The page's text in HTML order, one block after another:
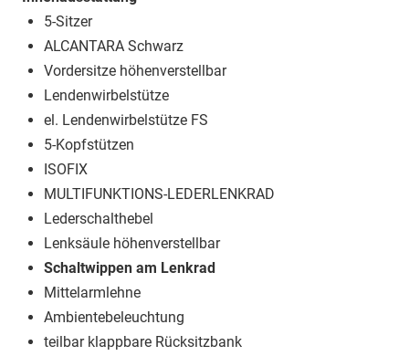
5-Sitzer
ALCANTARA Schwarz
Vordersitze höhenverstellbar
Lendenwirbelstütze
el. Lendenwirbelstütze FS
5-Kopfstützen
ISOFIX
MULTIFUNKTIONS-LEDERLENKRAD
Lederschalthebel
Lenksäule höhenverstellbar
Schaltwippen am Lenkrad
Mittelarmlehne
Ambientebeleuchtung
teilbar klappbare Rücksitzbank